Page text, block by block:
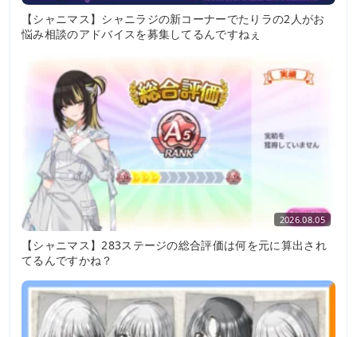
【シャニマス】シャニラジの新コーナーでたりラの2人がお
悩み相談のアドバイスを募集してるんですねぇ
2026.08.05
【シャニマス】283ステージの総合評価は何を元に算出され
てるんですかね？